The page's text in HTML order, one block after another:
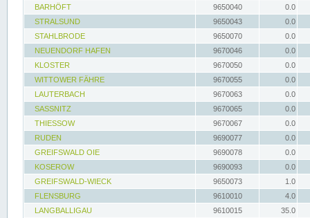
BARHÖFT
9650040
0.0
STRALSUND
9650043
0.0
STAHLBRODE
9650070
0.0
NEUENDORF HAFEN
9670046
0.0
KLOSTER
9670050
0.0
WITTOWER FÄHRE
9670055
0.0
LAUTERBACH
9670063
0.0
SASSNITZ
9670065
0.0
THIESSOW
9670067
0.0
RUDEN
9690077
0.0
GREIFSWALD OIE
9690078
0.0
KOSEROW
9690093
0.0
GREIFSWALD-WIECK
9650073
1.0
FLENSBURG
9610010
4.0
LANGBALLIGAU
9610015
35.0